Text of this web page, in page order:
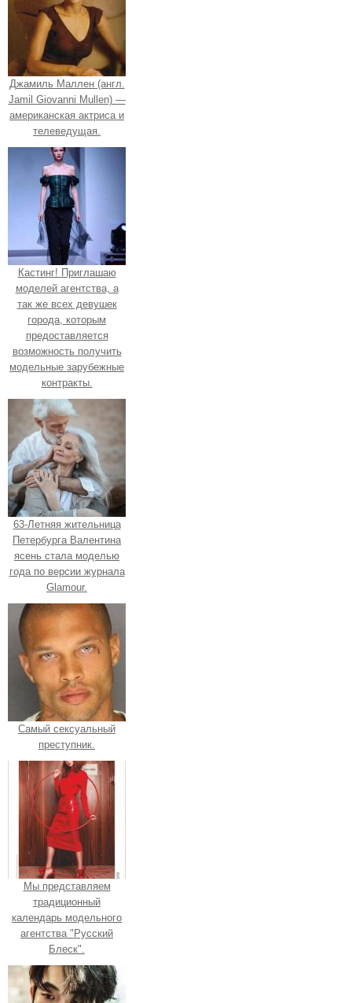
Джамиль Маллен (англ.
Jamil Giovanni Mullen) —
американская актриса и
телеведущая.
Кастинг! Приглашаю
моделей агентства, а
так же всех девушек
города, которым
предоставляется
возможность получить
модельные зарубежные
контракты.
63-Летняя жительница
Петербурга Валентина
ясень стала моделью
года по версии журнала
Glamour.
Самый сексуальный
преступник.
Мы представляем
традиционный
календарь модельного
агентства "Русский
Блеск".